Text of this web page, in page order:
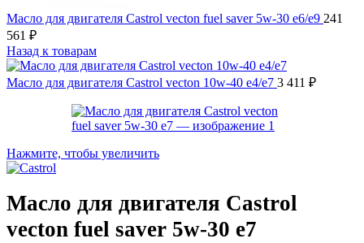
Масло для двигателя Castrol vecton fuel saver 5w-30 e6/e9 241
561 ₽
Назад к товарам
Масло для двигателя Castrol vecton 10w-40 e4/e7 3 411 ₽
Нажмите, чтобы увеличить
Масло для двигателя Castrol
vecton fuel saver 5w-30 e7